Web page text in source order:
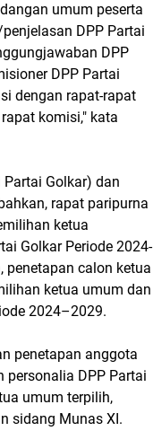
umum peserta
DPP Partai
DPP
DPP Partai
dengan rapat-rapat
komisi," kata
Partai Golkar) dan
rapat paripurna
ketua
Golkar Periode 2024-
calon ketua
ketua umum dan
2024–2029.
penetapan anggota
DPP Partai
umum terpilih,
sidang Munas XI.